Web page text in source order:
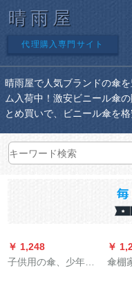
晴雨屋
代理購入専門サイト
晴雨屋で人気ブランドの傘
ム入荷中！激安ビニール傘
とめ買いで、ビニール傘を
￥ 1,248
子供用の傘、少年用
￥
傘棚